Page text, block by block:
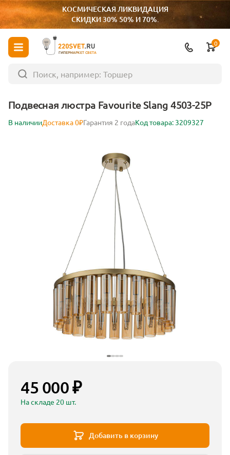
КОСМИЧЕСКАЯ ЛИКВИДАЦИЯ
СКИДКИ 30% 50% И 70%.
ГИПЕРМАРКЕТ СВЕТА
0
Подвесная люстра Favourite Slang 4503-25P
В наличииДоставка 0₽Гарантия 2 годаКод товара: 3209327
45 000 ₽
На складе 20 шт.
Добавить в корзину